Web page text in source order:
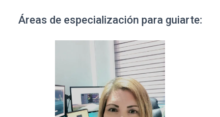
Áreas de especialización para guiarte: